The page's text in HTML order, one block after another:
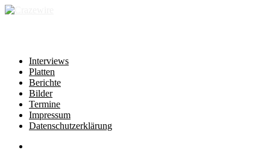
Interviews
Platten
Berichte
Bilder
Termine
Impressum
Datenschutzerklärung